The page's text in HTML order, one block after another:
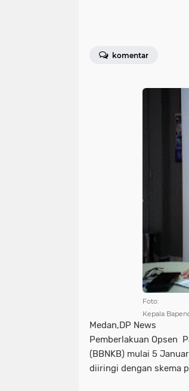
komentar
Foto:
Kepala
Medan,DP News
Pemberlakuan Opsen
(BBNKB) mulai 5
diiringi dengan skema